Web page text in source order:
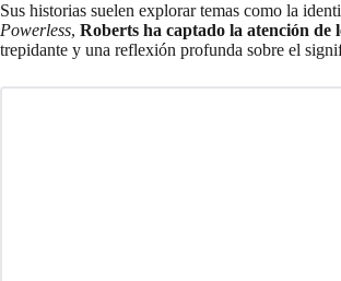
Sus historias suelen explorar temas como la
Powerless, Roberts ha captado la atención de
trepidante y una reflexión profunda sobre el